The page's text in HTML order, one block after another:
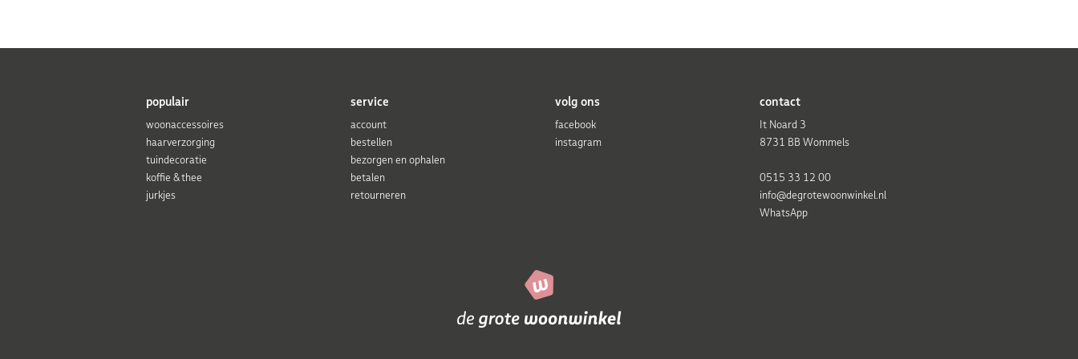
populair
woonaccessoires
haarverzorging
tuindecoratie
koffie & thee
jurkjes
service
account
bestellen
bezorgen en ophalen
betalen
retourneren
volg ons
facebook
instagram
contact
It Noard 3
8731 BB Wommels
0515 33 12 00
info@degrotewoonwinkel.nl
WhatsApp